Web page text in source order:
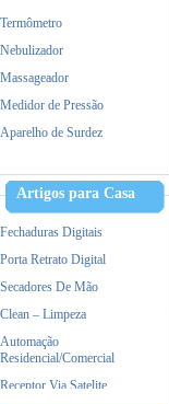
Termômetro
Nebulizador
Massageador
Medidor de Pressão
Aparelho de Surdez
Tratamento capilar
Maquina de Tosa
Artigos para Casa
Fechaduras Digitais
Porta Retrato Digital
Secadores De Mão
Clean – Limpeza
Automação
Residencial/Comercial
Receptor Via Satelite